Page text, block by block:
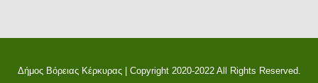
Δήμος Βόρειας Κέρκυρας | Copyright 2020-2022 All Rights Reserved.